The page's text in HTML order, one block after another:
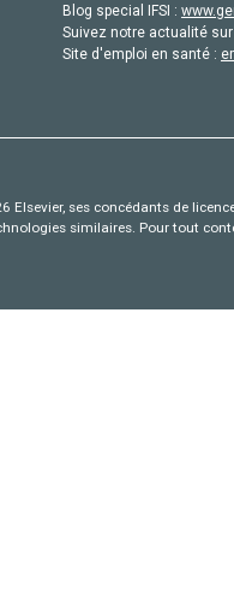
Blog special IFSI :
Suivez notre actualité
Site d'emploi en santé :
Elsevier, ses concédants de
similaires. Pour tout